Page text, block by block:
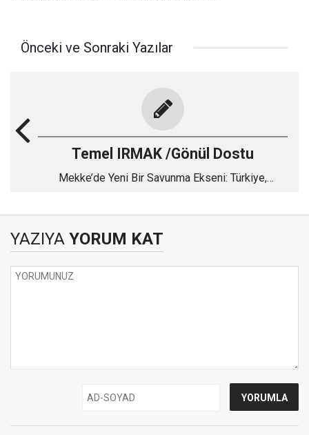
Önceki ve Sonraki Yazılar
Temel IRMAK /Gönül Dostu
Mekke’de Yeni Bir Savunma Ekseni: Türkiye,
YAZIYA YORUM KAT